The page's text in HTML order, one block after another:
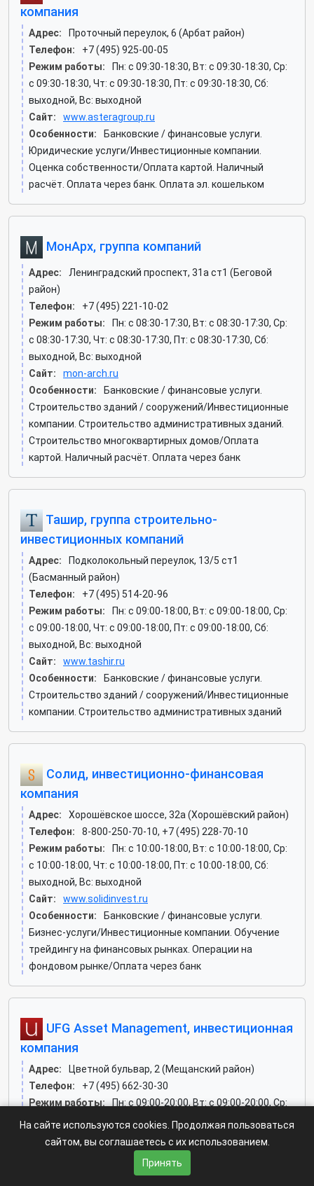
компания
Адрес:
Проточный переулок, 6 (Арбат район)
Телефон:
+7 (495) 925-00-05
Режим работы:
Пн: c 09:30-18:30, Вт: c 09:30-18:30, Ср:
c 09:30-18:30, Чт: c 09:30-18:30, Пт: c 09:30-18:30, Сб:
выходной, Вс: выходной
Сайт:
www.asteragroup.ru
Особенности:
Банковские / финансовые услуги.
Юридические услуги/Инвестиционные компании.
Оценка собственности/Оплата картой. Наличный
расчёт. Оплата через банк. Оплата эл. кошельком
МонАрх, группа компаний
Адрес:
Ленинградский проспект, 31а ст1 (Беговой
район)
Телефон:
+7 (495) 221-10-02
Режим работы:
Пн: c 08:30-17:30, Вт: c 08:30-17:30, Ср:
c 08:30-17:30, Чт: c 08:30-17:30, Пт: c 08:30-17:30, Сб:
выходной, Вс: выходной
Сайт:
mon-arch.ru
Особенности:
Банковские / финансовые услуги.
Строительство зданий / сооружений/Инвестиционные
компании. Строительство административных зданий.
Строительство многоквартирных домов/Оплата
картой. Наличный расчёт. Оплата через банк
Ташир, группа строительно-
инвестиционных компаний
Адрес:
Подколокольный переулок, 13/5 ст1
(Басманный район)
Телефон:
+7 (495) 514-20-96
Режим работы:
Пн: c 09:00-18:00, Вт: c 09:00-18:00, Ср:
c 09:00-18:00, Чт: c 09:00-18:00, Пт: c 09:00-18:00, Сб:
выходной, Вс: выходной
Сайт:
www.tashir.ru
Особенности:
Банковские / финансовые услуги.
Строительство зданий / сооружений/Инвестиционные
компании. Строительство административных зданий
Солид, инвестиционно-финансовая
компания
Адрес:
Хорошёвское шоссе, 32а (Хорошёвский район)
Телефон:
8-800-250-70-10, +7 (495) 228-70-10
Режим работы:
Пн: c 10:00-18:00, Вт: c 10:00-18:00, Ср:
c 10:00-18:00, Чт: c 10:00-18:00, Пт: c 10:00-18:00, Сб:
выходной, Вс: выходной
Сайт:
www.solidinvest.ru
Особенности:
Банковские / финансовые услуги.
Бизнес-услуги/Инвестиционные компании. Обучение
трейдингу на финансовых рынках. Операции на
фондовом рынке/Оплата через банк
UFG Asset Management, инвестиционная
компания
Адрес:
Цветной бульвар, 2 (Мещанский район)
Телефон:
+7 (495) 662-30-30
Режим работы:
Пн: c 09:00-20:00, Вт: c 09:00-20:00, Ср:
c 09:00-20:00, Чт: c 09:00-20:00, Пт: c 09:00-20:00, Сб:
выходной, Вс: выходной
Банковские / финансовые услуги/
На сайте используются cookies. Продолжая пользоваться
сайтом, вы соглашаетесь с их использованием.
Принять